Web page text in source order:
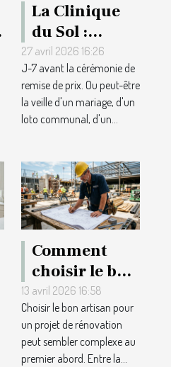
La Clinique
du Sol :
l'entreprise
de rénovation
de parquet
qui embellit
pour les
grands
événements
27 avril 2026 16:26
J-7 avant la cérémonie de
remise de prix. Ou peut-être
la veille d'un mariage, d'un
loto communal, d'un...
Comment
choisir le bon
artisan pour
votre projet
de rénovation
?
13 avril 2026 16:58
Choisir le bon artisan pour
un projet de rénovation
peut sembler complexe au
premier abord. Entre la...